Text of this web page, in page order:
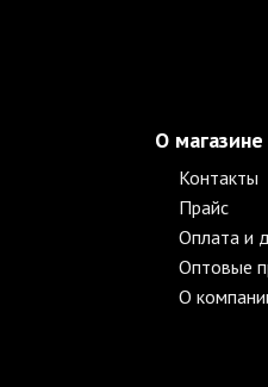
О магазине
Контакты
Прайс
Оплата и
Оптовые
О